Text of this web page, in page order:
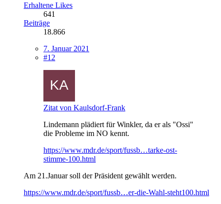
Erhaltene Likes
641
Beiträge
18.866
7. Januar 2021
#12
Zitat von Kaulsdorf-Frank
Lindemann plädiert für Winkler, da er als "Ossi"
die Probleme im NO kennt.
https://www.mdr.de/sport/fussb…tarke-ost-
stimme-100.html
Am 21.Januar soll der Präsident gewählt werden.
https://www.mdr.de/sport/fussb…er-die-Wahl-steht100.html